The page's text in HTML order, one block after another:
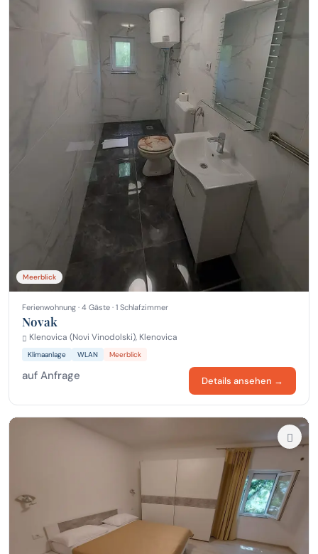
Meerblick
Ferienwohnung · 4 Gäste · 1 Schlafzimmer
Novak
Klenovica (Novi Vinodolski), Klenovica
Klimaanlage WLAN Meerblick
auf Anfrage Details ansehen →